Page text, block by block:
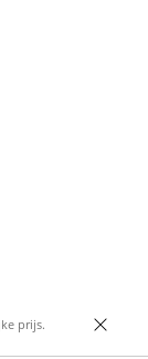
prijs.